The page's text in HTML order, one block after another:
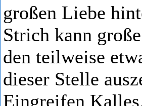
großen Liebe
Strich kann
den teilweise
dieser Stelle
Eingreifen